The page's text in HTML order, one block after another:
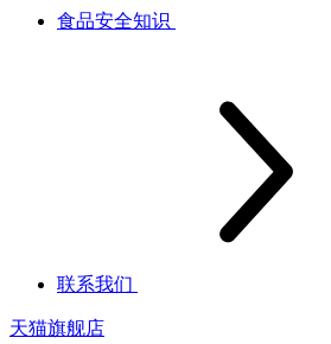
食品安全知识
联系我们
天猫旗舰店